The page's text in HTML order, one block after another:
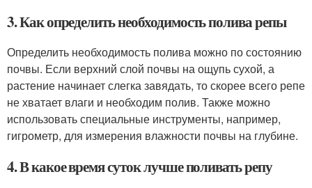
3. Как определить необходимость полива репы
Определить необходимость полива можно по состоянию
почвы. Если верхний слой почвы на ощупь сухой, а
растение начинает слегка завядать, то скорее всего репе
не хватает влаги и необходим полив. Также можно
использовать специальные инструменты, например,
гигрометр, для измерения влажности почвы на глубине.
4. В какое время суток лучше поливать репу